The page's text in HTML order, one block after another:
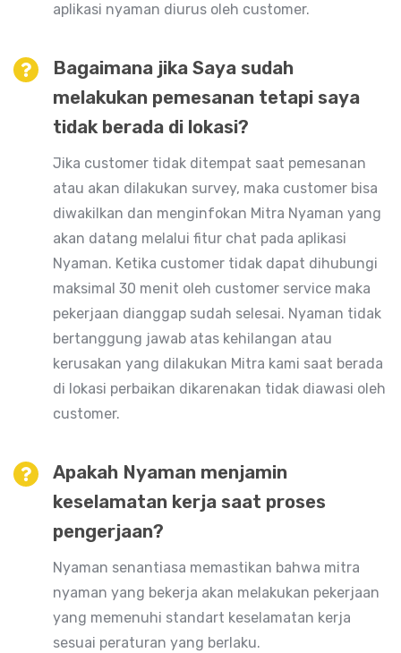
aplikasi nyaman diurus oleh customer.
Bagaimana jika Saya sudah
melakukan pemesanan tetapi saya
tidak berada di lokasi?
Jika customer tidak ditempat saat pemesanan
atau akan dilakukan survey, maka customer bisa
diwakilkan dan menginfokan Mitra Nyaman yang
akan datang melalui fitur chat pada aplikasi
Nyaman. Ketika customer tidak dapat dihubungi
maksimal 30 menit oleh customer service maka
pekerjaan dianggap sudah selesai. Nyaman tidak
bertanggung jawab atas kehilangan atau
kerusakan yang dilakukan Mitra kami saat berada
di lokasi perbaikan dikarenakan tidak diawasi oleh
customer.
Apakah Nyaman menjamin
keselamatan kerja saat proses
pengerjaan?
Nyaman senantiasa memastikan bahwa mitra
nyaman yang bekerja akan melakukan pekerjaan
yang memenuhi standart keselamatan kerja
sesuai peraturan yang berlaku.